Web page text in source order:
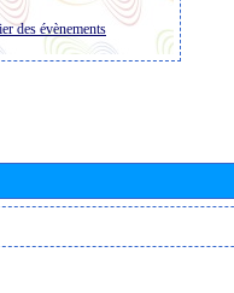
des évènements